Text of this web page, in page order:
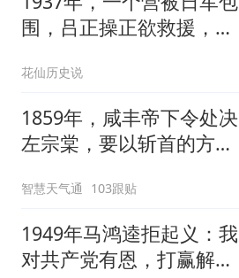
围，吕正操正欲救援，军
花仙历史说
1859年，咸丰帝下令处决
左宗棠，要以斩首的方式
的关头
智慧天气通 103跟贴
1949年马鸿逵拒起义：我
对共产党有恩，打赢解放